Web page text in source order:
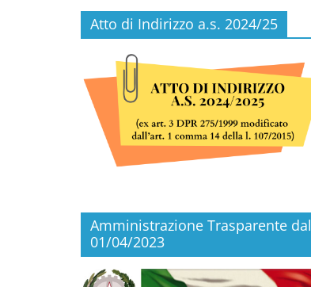
Atto di Indirizzo a.s. 2024/25
Amministrazione Trasparente dal
01/04/2023